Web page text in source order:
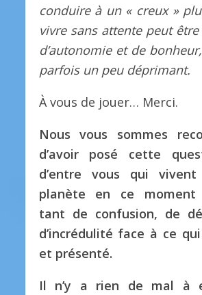
conduire à un « creux »
vivre sans attente peut
d’autonomie et de
parfois un peu déprimant.
À vous de jouer… Merci.
Nous vous sommes
d’avoir posé cette
d’entre vous qui
planète en ce moment
tant de confusion, de
d’incrédulité face à ce
et présenté.
Il n’y a rien de mal à